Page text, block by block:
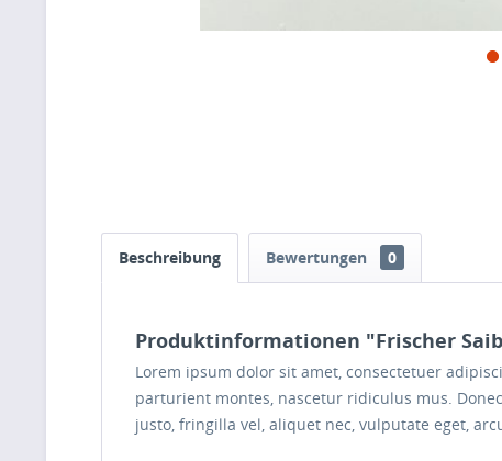
Beschreibung Bewertungen 0
Produktinformationen "Frischer
Lorem ipsum dolor sit amet, consectetuer
parturient montes, nascetur ridiculus mus.
justo, fringilla vel, aliquet nec, vulputate eget,